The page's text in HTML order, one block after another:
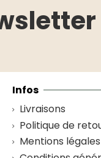
Infos
Livraisons
Politique de
Mentions légales